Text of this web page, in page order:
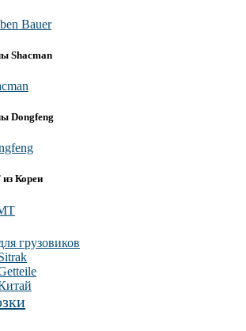
Bauer
Shacman
Dongfeng
Кореи
грузовиков